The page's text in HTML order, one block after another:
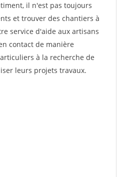
il n'est pas toujours
et trouver des chantiers à
service d'aide aux artisans
contact de manière
à la recherche de
leurs projets travaux.